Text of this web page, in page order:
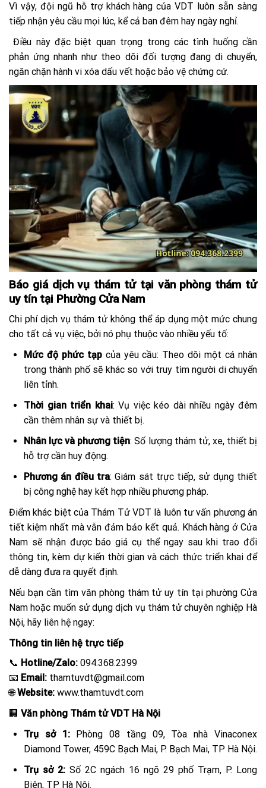
Vì vậy, đội ngũ hỗ trợ khách hàng của VDT luôn sẵn sàng
tiếp nhận yêu cầu mọi lúc, kể cả ban đêm hay ngày nghỉ.
Điều này đặc biệt quan trọng trong các tình huống cần
phản ứng nhanh như theo dõi đối tượng đang di chuyển,
ngăn chặn hành vi xóa dấu vết hoặc bảo vệ chứng cứ.
Báo giá dịch vụ thám tử tại văn phòng thám tử
uy tín tại Phường Cửa Nam
Chi phí dịch vụ thám tử không thể áp dụng một mức chung
cho tất cả vụ việc, bởi nó phụ thuộc vào nhiều yếu tố:
Mức độ phức tạpcủa yêu cầu: Theo dõi một cá nhân
trong thành phố sẽ khác so với truy tìm người di chuyển
liên tỉnh.
Thời gian triển khai: Vụ việc kéo dài nhiều ngày đêm
cần thêm nhân sự và thiết bị.
Nhân lực và phương tiện: Số lượng thám tử, xe, thiết bị
hỗ trợ cần huy động.
Phương án điều tra: Giám sát trực tiếp, sử dụng thiết
bị công nghệ hay kết hợp nhiều phương pháp.
Điểm khác biệt của Thám Tử VDT là luôn tư vấn phương án
tiết kiệm nhất mà vẫn đảm bảo kết quả. Khách hàng ở Cửa
Nam sẽ nhận được báo giá cụ thể ngay sau khi trao đổi
thông tin, kèm dự kiến thời gian và cách thức triển khai để
dễ dàng đưa ra quyết định.
Nếu bạn cần tìm văn phòng thám tử uy tín tại phường Cửa
Nam hoặc muốn sử dụng dịch vụ thám tử chuyên nghiệp Hà
Nội, hãy liên hệ ngay:
Thông tin liên hệ trực tiếp
📞 Hotline/Zalo: 094.368.2399
📧 Email: thamtuvdt@gmail.com
🌐Website: www.thamtuvdt.com
🏢 Văn phòng Thám tử VDT Hà Nội
Trụ sở 1:Phòng 08 tầng 09, Tòa nhà Vinaconex
Diamond Tower, 459C Bạch Mai, P. Bạch Mai, TP Hà Nội.
Trụ sở 2: Số 2C ngách 16 ngõ 29 phố Trạm, P. Long
Biên, TP Hà Nội.